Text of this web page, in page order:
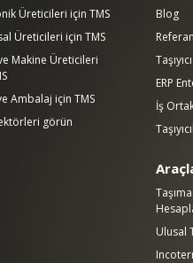
Üreticileri için TMS
Üreticileri için TMS
Makine Üreticileri
Ambalaj için TMS
görün
Blog
ERP
İş
Ulusal